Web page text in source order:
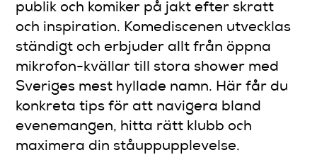
publik och komiker på jakt efter skratt
och inspiration. Komediscenen utvecklas
ständigt och erbjuder allt från öppna
mikrofon-kvällar till stora shower med
Sveriges mest hyllade namn. Här får du
konkreta tips för att navigera bland
evenemangen, hitta rätt klubb och
maximera din ståuppupplevelse.